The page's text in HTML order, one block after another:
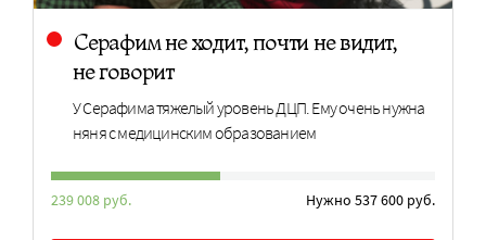
Серафим не ходит, почти не видит,
не говорит
У Серафима тяжелый уровень ДЦП. Ему очень нужна
няня с медицинским образованием
239 008 руб. Нужно 537 600 руб.